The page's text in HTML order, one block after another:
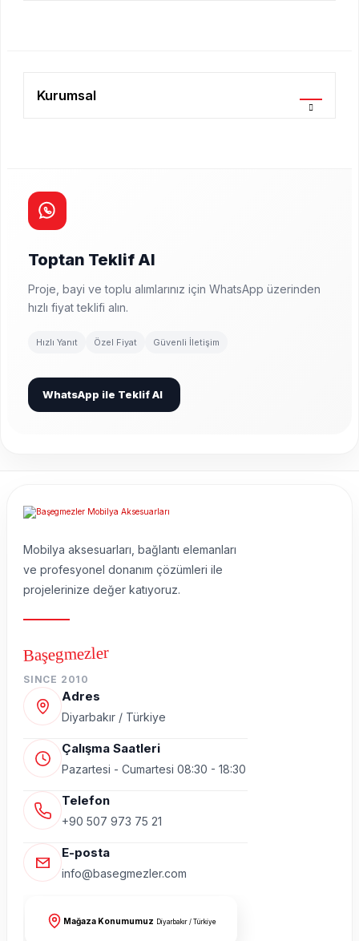
Kurumsal
Toptan Teklif Al
Proje, bayi ve toplu alımlarınız için WhatsApp üzerinden
hızlı fiyat teklifi alın.
Hızlı Yanıt Özel Fiyat Güvenli İletişim
WhatsApp ile Teklif Al
Mobilya aksesuarları, bağlantı elemanları
ve profesyonel donanım çözümleri ile
projelerinize değer katıyoruz.
Başegmezler
SINCE 2010
Adres
Diyarbakır / Türkiye
Çalışma Saatleri
Pazartesi - Cumartesi 08:30 - 18:30
Telefon
+90 507 973 75 21
E-posta
info@basegmezler.com
Mağaza Konumumuz Diyarbakır / Türkiye